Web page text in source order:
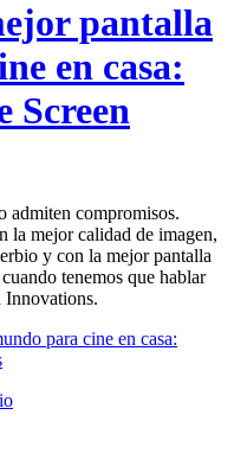
pantalla
en casa:
Screen
admiten compromisos.
la mejor calidad de imagen,
y con la mejor pantalla
tenemos que hablar
Innovations.